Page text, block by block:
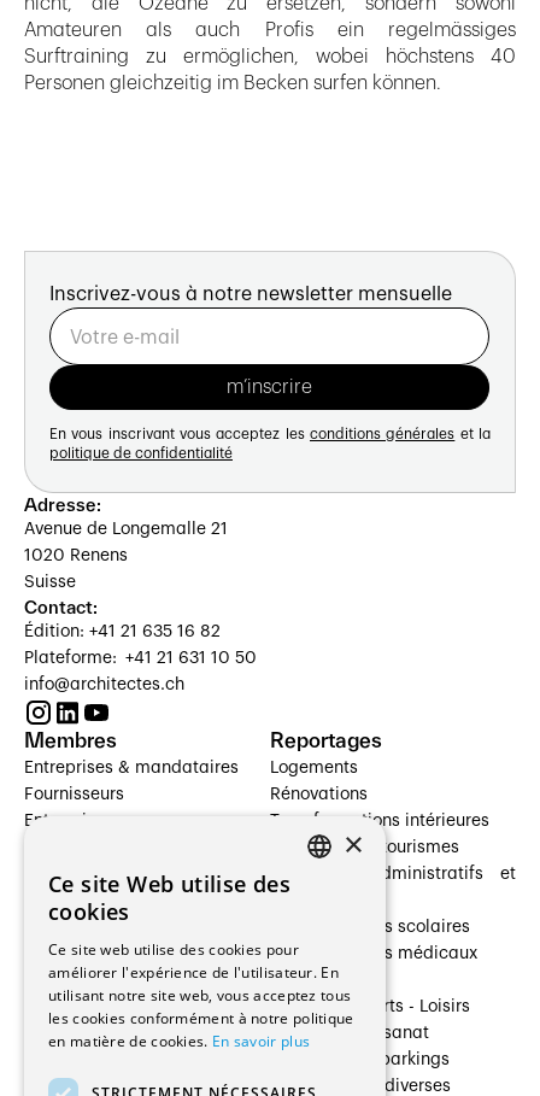
Amateuren als auch Profis ein regelmässiges
Surftraining zu ermöglichen, wobei höchstens 40
Personen gleichzeitig im Becken surfen können.
Inscrivez-vous à notre newsletter mensuelle
En vous inscrivant vous acceptez les conditions générales et la
politique de confidentialité
Adresse:
Avenue de Longemalle 21
1020 Renens
Suisse
Contact:
Édition: +41 21 635 16 82
Plateforme: +41 21 631 10 50
info@architectes.ch
Membres
Entreprises & mandataires
Fournisseurs
Entreprises
Architectes paysagistes
Architectes d'intérieur
Entreprises générales
Ingénieurs et mandataires
Fabricants / Fournisseurs
Régies immobilières
Reportages
Logements
Rénovations
Transformations intérieures
Hôtelleries et tourismes
Bâtiments administratifs et
Établissements scolaires
Établissements médicaux
Villas
Cultures - Sports - Loisirs
Industrie - Artisanat
Transports et parkings
Constructions diverses
×
Ce site Web utilise des
cookies
Ce site web utilise des cookies pour
améliorer l'expérience de l'utilisateur. En
utilisant notre site web, vous acceptez tous
les cookies conformément à notre politique
en matière de cookies. En savoir plus